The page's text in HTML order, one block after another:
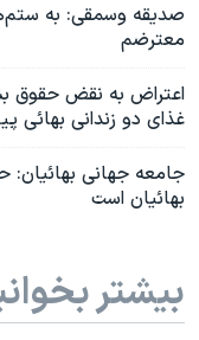
صدیقه وسمقی: به
معترضم
اعتراض به نقض حقوق
غذای دو زندانی بهائی
جامعه جهانی
بهائیان است
بیشتر